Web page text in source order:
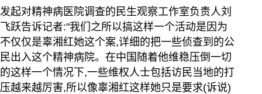
发起对精神病医院调查的民生观察工作室负责人刘
飞跃告诉记者:"我们之所以搞这样一个活动是因为
不仅仅是辜湘红她这个案,详细的把一些侦查到的公
民出入这个精神病院。在中国随着他维稳压倒一切
的这样一个情况下,一些维权人士包括访民当地的打
压越来越厉害,所以像辜湘红这样她只是要求(诉说)